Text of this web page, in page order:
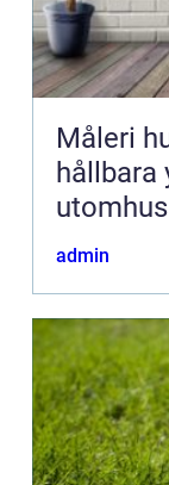
Måleri
hållbara
utomhus
admin